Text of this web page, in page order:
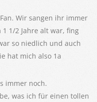
Wir sangen ihr immer
1/2 Jahre alt war, fing
so niedlich und auch
hat mich also 1a
immer noch.
was ich für einen tollen